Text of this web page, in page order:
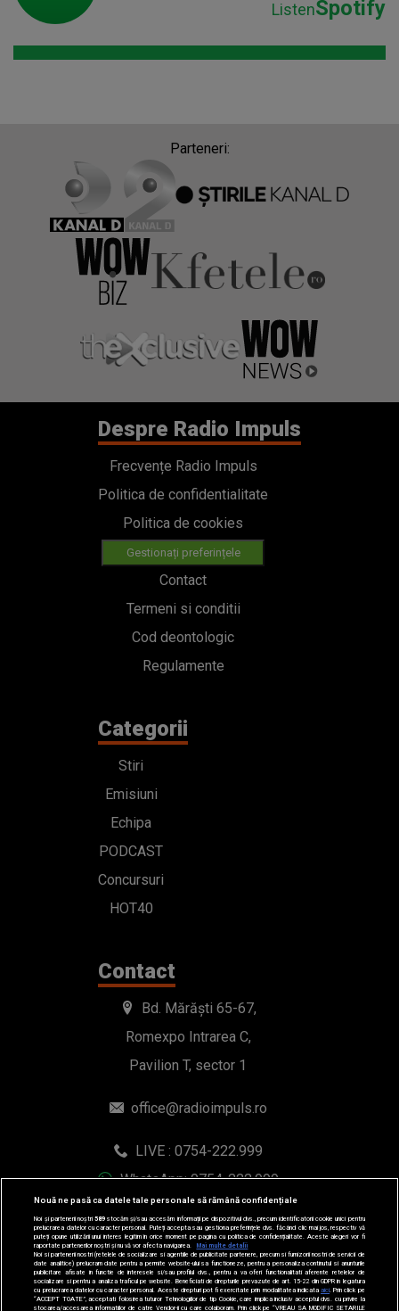
ListenSpotify
Parteneri:
Despre Radio Impuls
Frecvențe Radio Impuls
Politica de confidentialitate
Politica de cookies
Gestionați preferințele
Contact
Termeni si conditii
Cod deontologic
Regulamente
Categorii
Stiri
Emisiuni
Echipa
PODCAST
Concursuri
HOT40
Contact
Bd. Mărăști 65-67,
Romexpo Intrarea C,
Pavilion T, sector 1
office@radioimpuls.ro
LIVE : 0754-222.999
WhatsApp: 0754-222.999
Nouă ne pasă ca datele tale personale să rămână confidențiale
Noi și partenerii noștri589stocăm și/sau accesăm informații pe dispozitivul dvs., precum identificatorii cookie unici pentru
prelucrarea datelor cu caracter personal. Puteți accepta sau gestiona preferințele dvs. făcând clic mai jos, respectiv vă
puteți opune utilizării unui interes legitim în orice moment pe pagina cu politica de confidențialitate. Aceste alegeri vor fi
raportate partenerilor noștri și nu vă vor afecta navigarea.
Mai multe detalii
Noi si partenerii nostri (retelele de socializare si agentiile de publicitate partenere, precum si furnizorii nostri de servicii de
date analitice) prelucram date pentru a permite website-ului sa functioneze, pentru a personaliza continutul si anunturile
publicitare afisate in functie de interesele si/sau profilul dvs., pentru a va oferi functionalitati aferente retelelor de
socializare si pentru a analiza traficul pe website. Beneficiati de drepturile prevazute de art. 15-22 din GDPR in legatura
cu prelucrarea datelor cu caracter personal. Aceste drepturi pot fi exercitate prin modalitatea indicataaici . Prin click pe
“ACCEPT TOATE”, acceptati folosirea tuturor Tehnologiilor de tip Cookie, care implica inclusiv acceptul dvs. cu privire la
stocarea/accesarea informatiilor de catre Vendor-ii cu care colaboram. Prin click pe “VREAU SA MODIFIC SETARILE